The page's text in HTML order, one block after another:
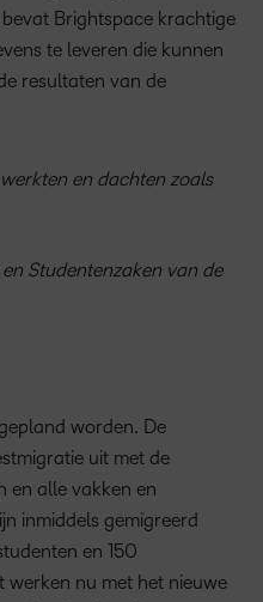
Brightspace krachtige
te leveren die kunnen
resultaten van de
en dachten zoals
Studentenzaken van de
worden. De
uit met de
en alle vakken en
inmiddels gemigreerd
en 150
werken nu met het nieuwe